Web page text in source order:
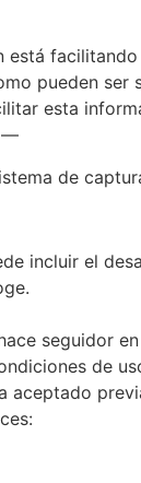
está
pueden ser
esta
—
de
incluir el
seguidor
de
aceptado